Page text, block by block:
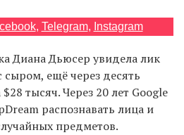
, Telegram, Instagram
Диана Дьюсер увидела лик
ещё через десять
тысяч. Через 20 лет Google
распознавать лица и
предметов.